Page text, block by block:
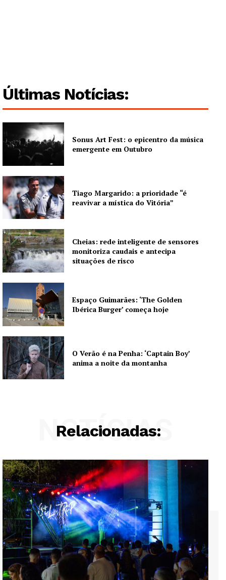
Institucional
Artigos
Edição Digital
Europa
Grande Entrevista
Publicidade
Quero ser Assinante
Últimas Notícias:
Sonus Art Fest: o epicentro da música
emergente em Outubro
Tiago Margarido: a prioridade “é
reavivar a mística do Vitória”
Cheias: rede inteligente de sensores
monitoriza caudais e antecipa
situações de risco
Espaço Guimarães: ‘The Golden
Ibérica Burger’ começa hoje
O Verão é na Penha: ‘Captain Boy’
anima a noite da montanha
Relacionadas:
NOTÍCIAS